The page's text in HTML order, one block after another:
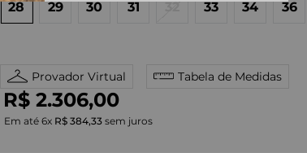
28 29 30 31 32 33 34 36
Provador Virtual Tabela de Medidas
R$ 2.306,00
Em até 6x R$ 384,33 sem juros